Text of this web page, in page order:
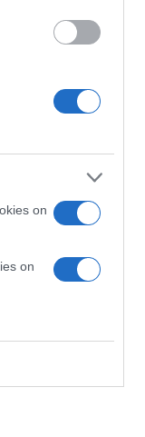
on
on
εβδομάδα τα
εσωτερικό